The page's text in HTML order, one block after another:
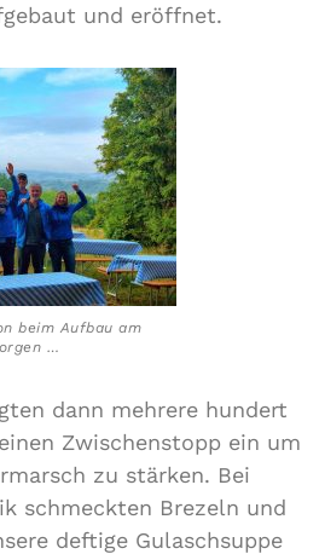
und eröffnet.
beim Aufbau am
…
dann mehrere hundert
Zwischenstopp ein um
zu stärken. Bei
schmeckten Brezeln und
deftige Gulaschsuppe